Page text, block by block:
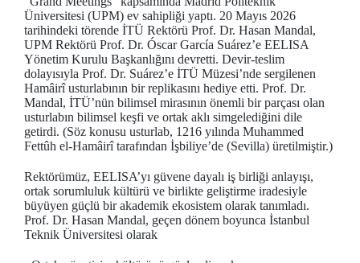
Üniversitesi (UPM) ev sahipliği yaptı. 20 Mayıs 2026
tarihindeki törende İTÜ Rektörü Prof. Dr. Hasan Mandal,
UPM Rektörü Prof. Dr. Óscar García Suárez’e EELISA
Yönetim Kurulu Başkanlığını devretti. Devir-teslim
dolayısıyla Prof. Dr. Suárez’e İTÜ Müzesi’nde sergilenen
Hamâirî usturlabının bir replikasını hediye etti. Prof. Dr.
Mandal, İTÜ’nün bilimsel mirasının önemli bir parçası olan
usturlabın bilimsel keşfi ve ortak aklı simgelediğini dile
getirdi. (Söz konusu usturlab, 1216 yılında Muhammed
Fettûh el-Hamâirî tarafından İşbiliye’de (Sevilla) üretilmiştir.)
Rektörümüz, EELISA’yı güvene dayalı iş birliği anlayışı,
ortak sorumluluk kültürü ve birlikte geliştirme iradesiyle
büyüyen güçlü bir akademik ekosistem olarak tanımladı.
Prof. Dr. Hasan Mandal, geçen dönem boyunca İstanbul
Teknik Üniversitesi olarak